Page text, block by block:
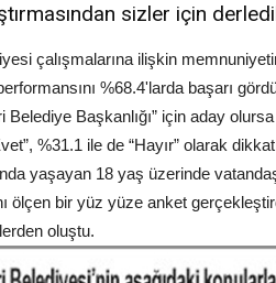
sizler için
çalışmalarına ilişkin
%68.4'larda başarı
Belediye Başkanlığı” için aday
%31.1 ile de “Hayır” olarak
yaşayan 18 yaş üzerinde
ölçen bir yüz yüze anket
oluştu.